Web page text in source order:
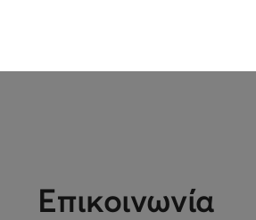
Επικοινωνία